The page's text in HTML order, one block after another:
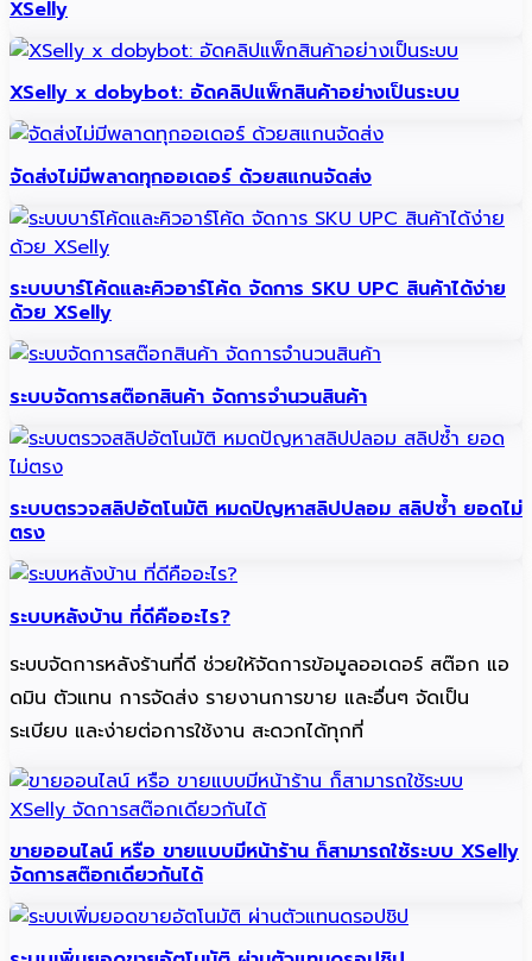
XSelly
XSelly x dobybot: อัดคลิปแพ็กสินค้าอย่างเป็นระบบ
จัดส่งไม่มีพลาดทุกออเดอร์ ด้วยสแกนจัดส่ง
ระบบบาร์โค้ดและคิวอาร์โค้ด จัดการ SKU UPC สินค้าได้ง่าย
ด้วย XSelly
ระบบจัดการสต๊อกสินค้า จัดการจำนวนสินค้า
ระบบตรวจสลิปอัตโนมัติ หมดปัญหาสลิปปลอม สลิปซ้ำ ยอดไม่
ตรง
ระบบหลังบ้าน ที่ดีคืออะไร?
ระบบจัดการหลังร้านที่ดี ช่วยให้จัดการข้อมูลออเดอร์ สต๊อก แอ
ดมิน ตัวแทน การจัดส่ง รายงานการขาย และอื่นๆ จัดเป็น
ระเบียบ และง่ายต่อการใช้งาน สะดวกได้ทุกที่
ขายออนไลน์ หรือ ขายแบบมีหน้าร้าน ก็สามารถใช้ระบบ XSelly
จัดการสต๊อกเดียวกันได้